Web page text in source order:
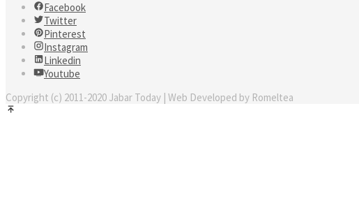
Facebook
Twitter
Pinterest
Instagram
Linkedin
Youtube
Copyright (c) 2011-2020 Jabar Today | Web Developed by Romeltea